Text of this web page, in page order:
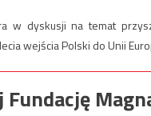
w dyskusji na temat
wejścia Polski do Unii